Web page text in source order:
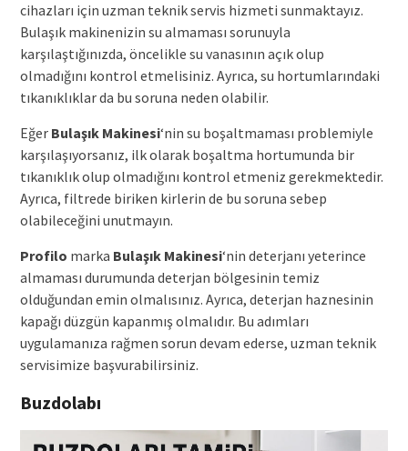
cihazları için uzman teknik servis hizmeti sunmaktayız.
Bulaşık makinenizin su almaması sorunuyla
karşılaştığınızda, öncelikle su vanasının açık olup
olmadığını kontrol etmelisiniz. Ayrıca, su hortumlarındaki
tıkanıklıklar da bu soruna neden olabilir.
Eğer Bulaşık Makinesi‘nin su boşaltmaması problemiyle
karşılaşıyorsanız, ilk olarak boşaltma hortumunda bir
tıkanıklık olup olmadığını kontrol etmeniz gerekmektedir.
Ayrıca, filtrede biriken kirlerin de bu soruna sebep
olabileceğini unutmayın.
Profilo marka Bulaşık Makinesi‘nin deterjanı yeterince
almaması durumunda deterjan bölgesinin temiz
olduğundan emin olmalısınız. Ayrıca, deterjan haznesinin
kapağı düzgün kapanmış olmalıdır. Bu adımları
uygulamanıza rağmen sorun devam ederse, uzman teknik
servisimize başvurabilirsiniz.
Buzdolabı